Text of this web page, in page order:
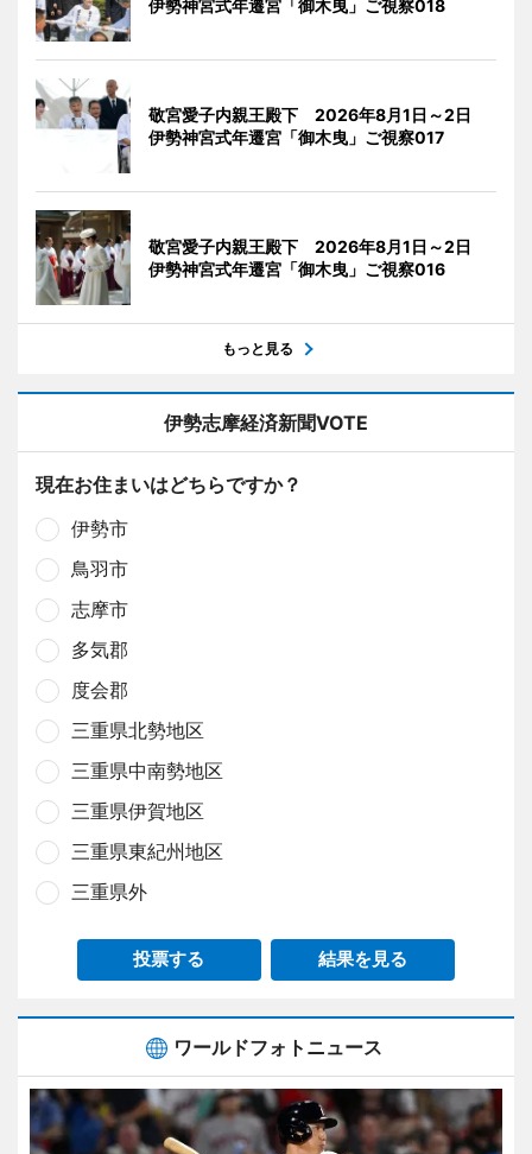
伊勢神宮式年遷宮「御木曳」ご視察018
敬宮愛子内親王殿下 2026年8月1日～2日
伊勢神宮式年遷宮「御木曳」ご視察017
敬宮愛子内親王殿下 2026年8月1日～2日
伊勢神宮式年遷宮「御木曳」ご視察016
もっと見る
伊勢志摩経済新聞VOTE
現在お住まいはどちらですか？
伊勢市
鳥羽市
志摩市
多気郡
度会郡
三重県北勢地区
三重県中南勢地区
三重県伊賀地区
三重県東紀州地区
三重県外
投票する 結果を見る
ワールドフォトニュース